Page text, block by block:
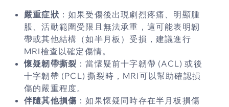
嚴重症狀 ：如果受傷後出現劇烈疼痛、明顯腫
脹、活動範圍受限且無法承重，這可能表明韌
帶或其他結構（如半月板）受損，建議進行
MRI檢查以確定傷情。
懷疑韌帶撕裂 ：當懷疑前十字韌帶 (ACL) 或後
十字韌帶 (PCL) 撕裂時，MRI可以幫助確認損
傷的嚴重程度。
伴隨其他損傷 ：如果懷疑同時存在半月板損傷